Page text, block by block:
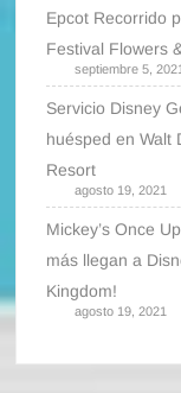
Epcot Recorrido
Festival Flowers
septiembre 5, 2021
Servicio Disney
huésped en Walt
Resort
agosto 19, 2021
Mickey’s Once
más llegan a
Kingdom!
agosto 19, 2021